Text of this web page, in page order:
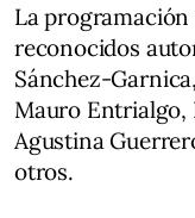
La
reconocidos
Sánchez-
Mauro Entrialgo,
Agustina
otros.